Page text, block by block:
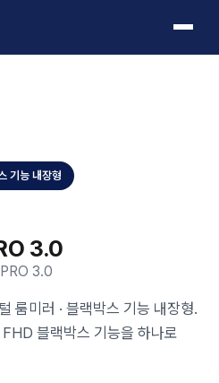
기능 내장형
3.0
3.0
룸미러 · 블랙박스 기능 내장형.
블랙박스 기능을 하나로